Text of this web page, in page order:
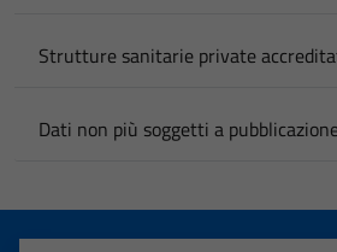
Strutture sanitarie private
Dati non più soggetti a